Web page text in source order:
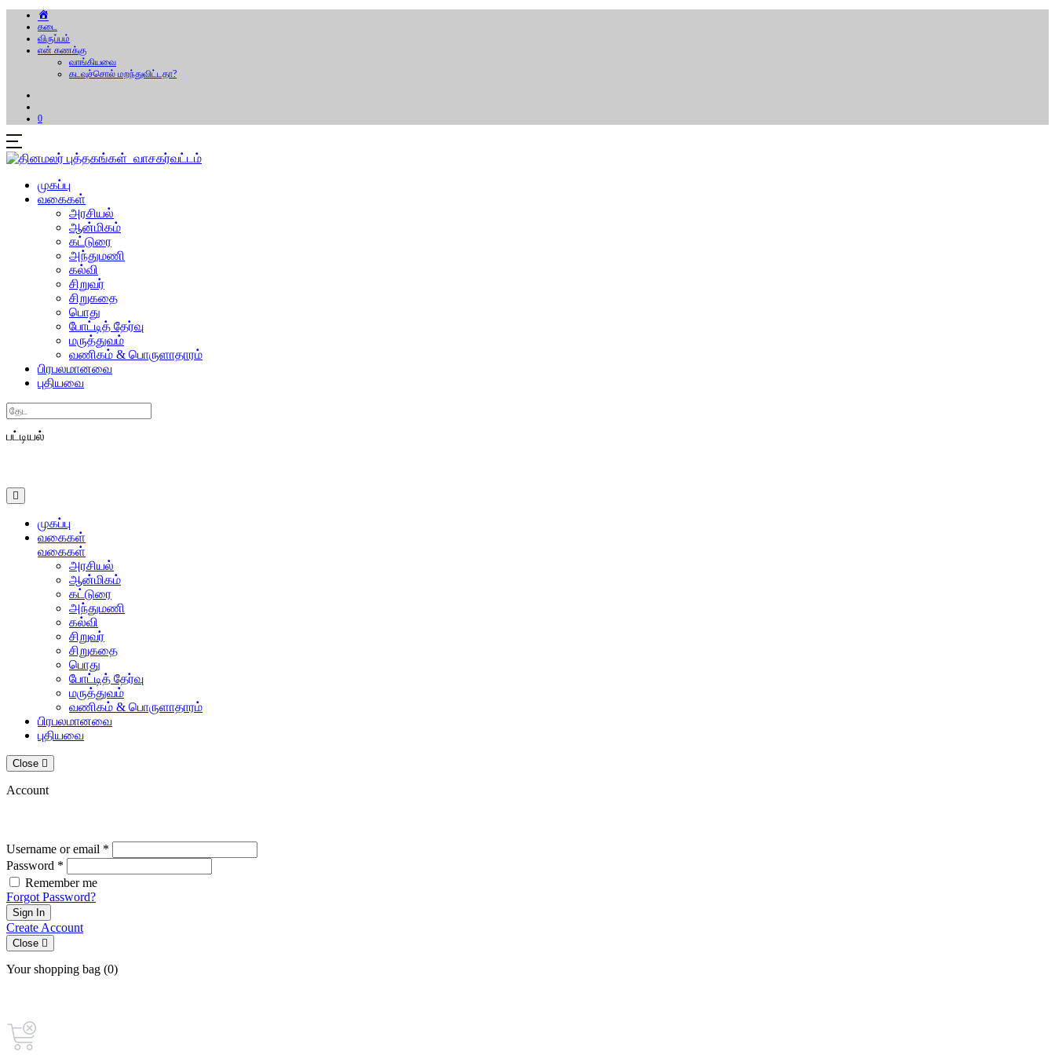
கடை
விருப்பம்
என் கணக்கு
வாங்கியவை
கடவுச்சொல் மறந்துவிட்டதா?
0
முகப்பு
வகைகள்
அரசியல்
ஆன்மிகம்
கட்டுரை
அந்துமணி
கல்வி
சிறுவர்
சிறுகதை
பொது
போட்டித் தேர்வு
மருத்துவம்
வணிகம் & பொருளாதாரம்
பிரபலமானவை
புதியவை
Search
பட்டியல்
முகப்பு
வகைகள்
வகைகள்
அரசியல்
ஆன்மிகம்
கட்டுரை
அந்துமணி
கல்வி
சிறுவர்
சிறுகதை
பொது
போட்டித் தேர்வு
மருத்துவம்
வணிகம் & பொருளாதாரம்
பிரபலமானவை
புதியவை
Close
Account
Username or email *
Password *
Remember me
Forgot Password?
Sign In
Create Account
Close
Your shopping bag (0)